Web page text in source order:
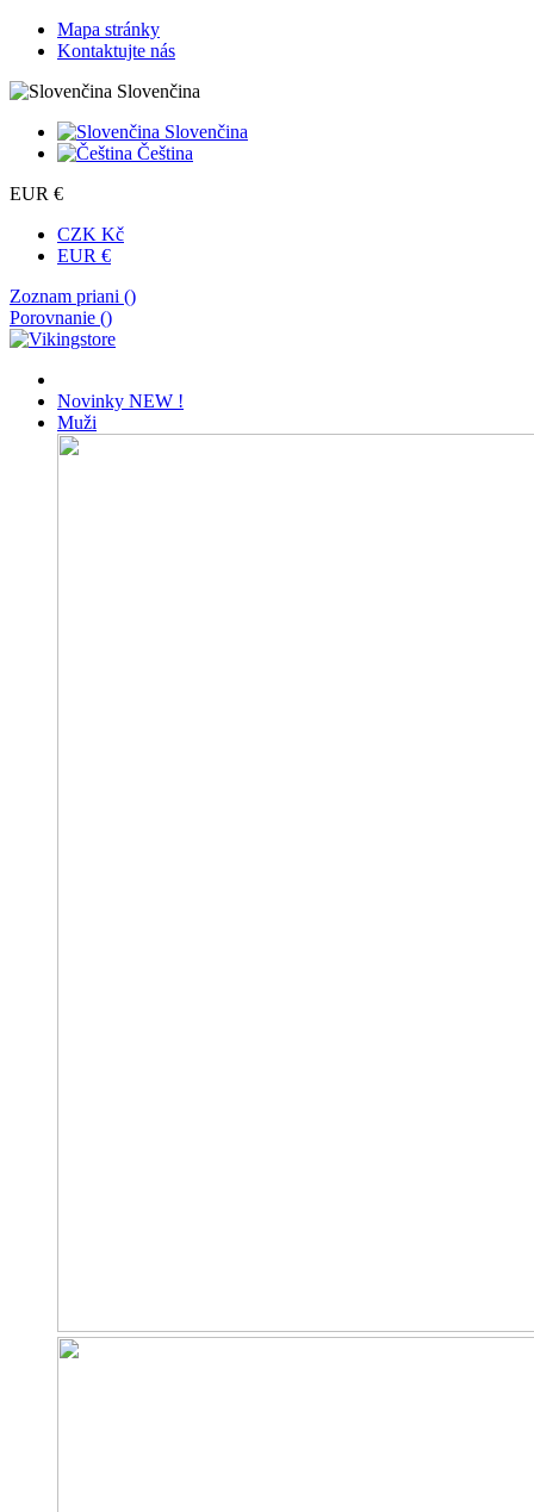
Mapa stránky
Kontaktujte nás
Slovenčina
Slovenčina
Čeština
EUR €
CZK Kč
EUR €
Zoznam priani ()
Porovnanie ()
Novinky NEW !
Muži